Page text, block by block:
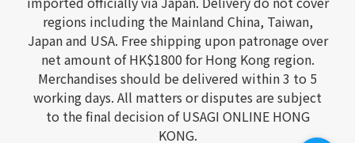
regions including the Mainland China, Taiwan,
Japan and USA. Free shipping upon patronage over
net amount of HK$1800 for Hong Kong region.
Merchandises should be delivered within 3 to 5
working days. All matters or disputes are subject
to the final decision of USAGI ONLINE HONG
KONG.